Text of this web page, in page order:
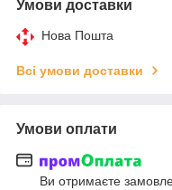
Умови доставки
Нова Пошта
Всі умови доставки
Умови оплати
Ви отримаєте